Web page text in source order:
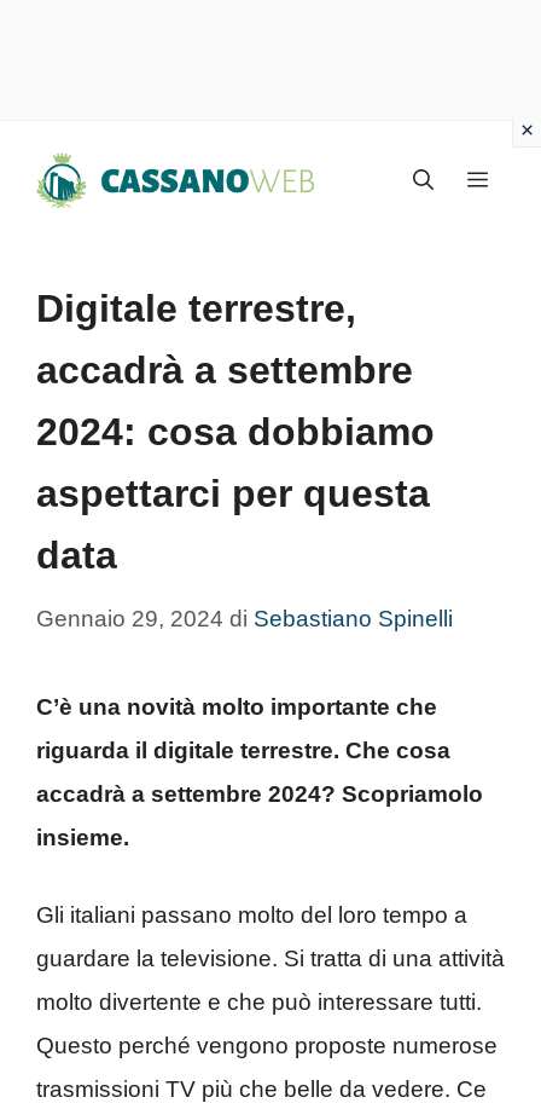
Menu
Digitale terrestre,
accadrà a settembre
2024: cosa dobbiamo
aspettarci per questa
data
Gennaio 29, 2024 di Sebastiano Spinelli
C’è una novità molto importante che
riguarda il digitale terrestre. Che cosa
accadrà a settembre 2024? Scopriamolo
insieme.
Gli italiani passano molto del loro tempo a
guardare la televisione. Si tratta di una attività
molto divertente e che può interessare tutti.
Questo perché vengono proposte numerose
trasmissioni TV più che belle da vedere. Ce